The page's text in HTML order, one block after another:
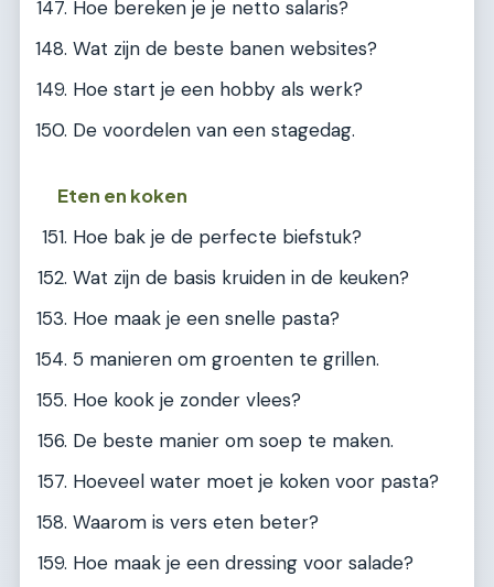
Hoe bereken je je netto salaris?
Wat zijn de beste banen websites?
Hoe start je een hobby als werk?
De voordelen van een stagedag.
Eten en koken
Hoe bak je de perfecte biefstuk?
Wat zijn de basis kruiden in de keuken?
Hoe maak je een snelle pasta?
5 manieren om groenten te grillen.
Hoe kook je zonder vlees?
De beste manier om soep te maken.
Hoeveel water moet je koken voor pasta?
Waarom is vers eten beter?
Hoe maak je een dressing voor salade?